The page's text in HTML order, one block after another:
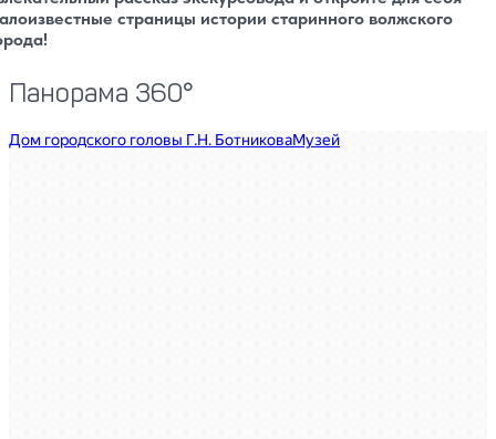
страницы истории старинного волжского
Панорама 360°